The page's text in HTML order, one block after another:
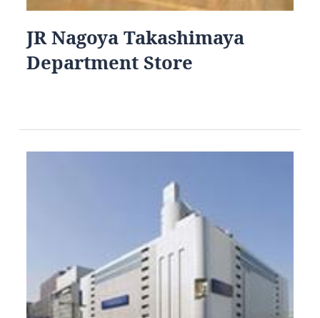
JR Nagoya Takashimaya
Department Store